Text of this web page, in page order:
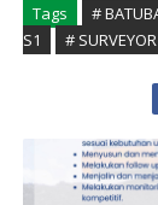
Tags #
S1
# SURVEYOR